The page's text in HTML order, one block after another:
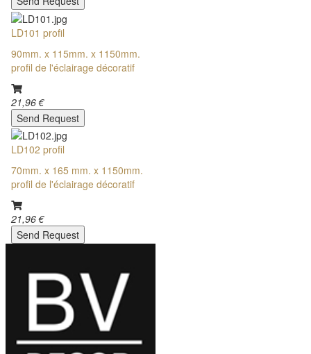
LD101 profil
90mm. x 115mm. x 1150mm.
profil de l'éclairage décoratif
21,96 €
Send Request
LD102 profil
70mm. x 165 mm. x 1150mm.
profil de l'éclairage décoratif
21,96 €
Send Request